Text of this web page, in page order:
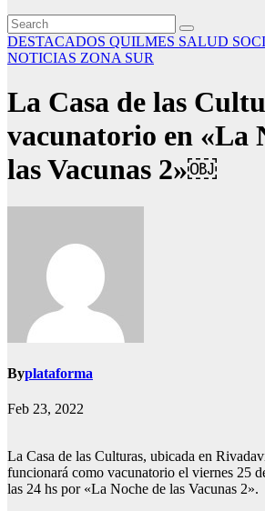
DESTACADOS QUILMES SALUD
NOTICIAS ZONA SUR
La Casa de las
vacunatorio en «La
las Vacunas 2»￼
Byplataforma
Feb 23, 2022
La Casa de las Culturas, ubicada en
funcionará como vacunatorio el viernes 25
las 24 hs por «La Noche de las Vacunas 2».